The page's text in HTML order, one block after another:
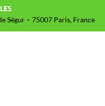
Ségur – 75007 Paris, France